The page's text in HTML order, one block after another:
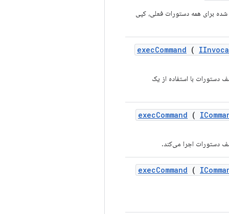
برای همه دستورات فعلی، کپی
execCommand (
با استفاده از یک
execCommand (
دستورات اجرا می‌کند.
execCommand (